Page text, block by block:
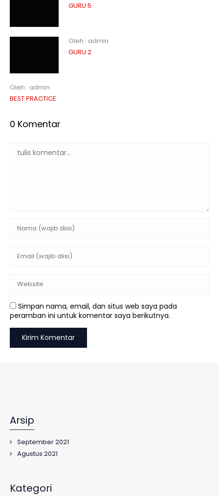
GURU 5
Oleh : admin
GURU 2
Oleh : admin
BEST PRACTICE
0 Komentar
Simpan nama, email, dan situs web saya pada
peramban ini untuk komentar saya berikutnya.
Arsip
September 2021
Agustus 2021
Kategori